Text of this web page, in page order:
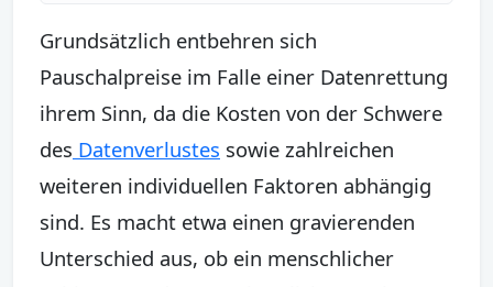
Grundsätzlich entbehren sich
Pauschalpreise im Falle einer Datenrettung
ihrem Sinn, da die Kosten von der Schwere
des Datenverlustes sowie zahlreichen
weiteren individuellen Faktoren abhängig
sind. Es macht etwa einen gravierenden
Unterschied aus, ob ein menschlicher